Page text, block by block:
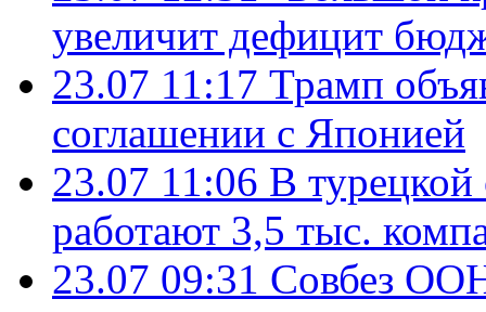
увеличит дефицит
23.07 11:17 Трамп
соглашении с Японией
23.07 11:06 В
работают 3,5 тыс.
23.07 09:31 Совбез